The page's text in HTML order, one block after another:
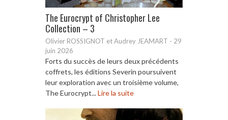
The Eurocrypt of Christopher Lee
Collection – 3
Olivier ROSSIGNOT et Audrey JEAMART - 29
juin 2026
Forts du succès de leurs deux précédents
coffrets, les éditions Severin poursuivent
leur exploration avec un troisième volume,
The Eurocrypt...Lire la suite